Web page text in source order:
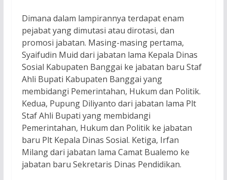
Dimana dalam lampirannya terdapat enam
pejabat yang dimutasi atau dirotasi, dan
promosi jabatan. Masing-masing pertama,
Syaifudin Muid dari jabatan lama Kepala Dinas
Sosial Kabupaten Banggai ke jabatan baru Staf
Ahli Bupati Kabupaten Banggai yang
membidangi Pemerintahan, Hukum dan Politik.
Kedua, Pupung Diliyanto dari jabatan lama Plt
Staf Ahli Bupati yang membidangi
Pemerintahan, Hukum dan Politik ke jabatan
baru Plt Kepala Dinas Sosial. Ketiga, Irfan
Milang dari jabatan lama Camat Bualemo ke
jabatan baru Sekretaris Dinas Pendidikan.